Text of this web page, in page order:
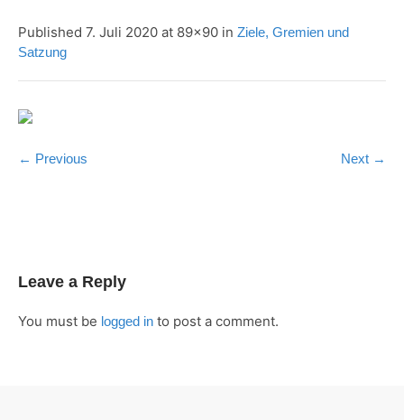
Published 7. Juli 2020 at 89×90 in Ziele, Gremien und
Satzung
← Previous Next →
Leave a Reply
You must be logged in to post a comment.